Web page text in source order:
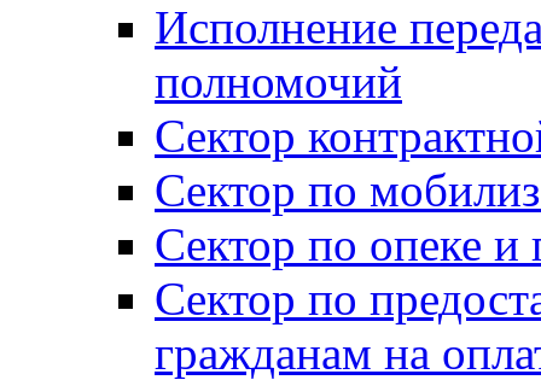
Исполнение
полномочий
Сектор
Сектор по
Сектор по опеке и
Сектор по
гражданам на